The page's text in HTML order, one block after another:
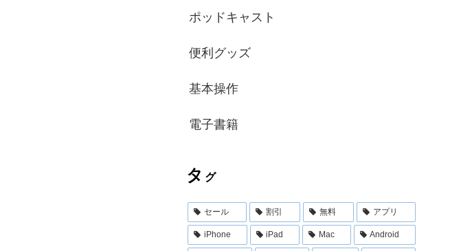
ポッドキャスト
便利グッズ
基本操作
電子書籍
タ グ
セール 割引 無料 アプリ
iPhone iPad Mac Android